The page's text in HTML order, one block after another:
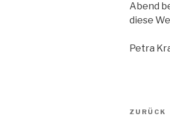
Abend
diese
Petra
ZURÜCK